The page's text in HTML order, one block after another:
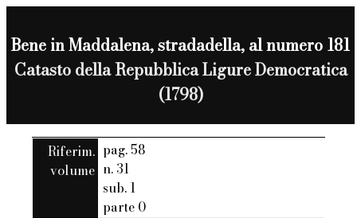
Bene in Maddalena, stradadella, al numero 181
Catasto della Repubblica Ligure Democratica
(1798)
Riferim.
volume
pag. 58
n. 31
sub. 1
parte 0